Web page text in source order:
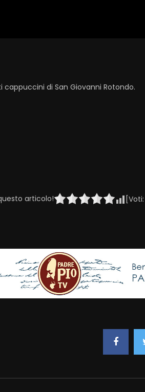
di San Giovanni Rotondo.
articolo! [Voti: